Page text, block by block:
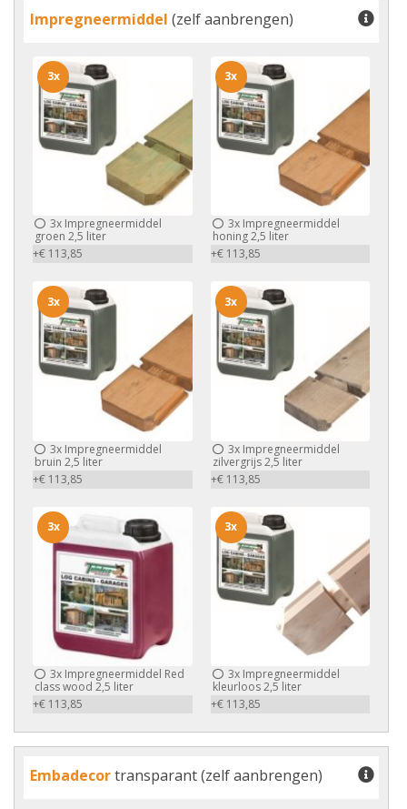
Impregneermiddel (zelf aanbrengen)
3x Impregneermiddel
groen 2,5 liter
+€ 113,85
3x
3xImpregneermiddel
honing 2,5 liter
+€ 113,85
3x
3x Impregneermiddel
bruin 2,5 liter
+€ 113,85
3x
3xImpregneermiddel
zilvergrijs 2,5 liter
+€ 113,85
3x
3x Impregneermiddel Red
class wood 2,5 liter
+€ 113,85
3x
3xImpregneermiddel
kleurloos 2,5 liter
+€ 113,85
3x
Embadecortransparant (zelf aanbrengen)